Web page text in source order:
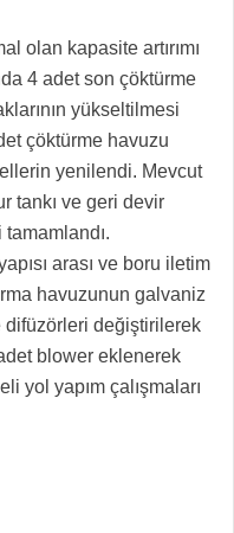
olan kapasite artırımı
4 adet son çöktürme
yükseltilmesi
çöktürme havuzu
yenilendi. Mevcut
tankı ve geri devir
arası ve boru iletim
havuzunun galvaniz
difüzörleri değiştirilerek
blower eklenerek
yol yapım çalışmaları